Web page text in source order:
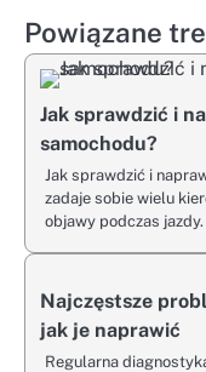
Powiązane
Jak sprawdzić i
samochodu?
Jak sprawdzić i
zadaje sobie wielu
objawy podczas
Najczęstsze
jak je naprawić
Regularna